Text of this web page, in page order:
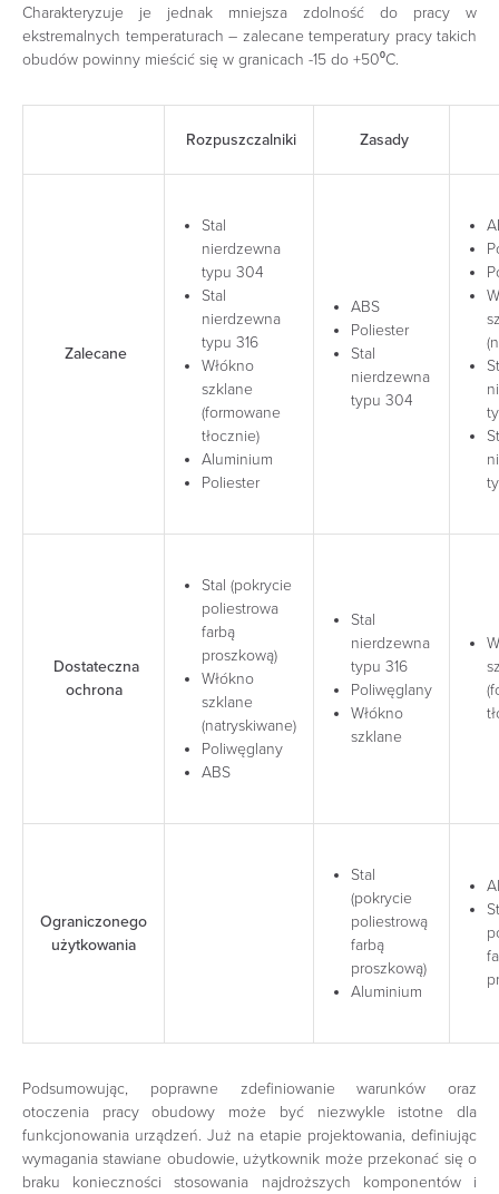
Charakteryzuje je jednak mniejsza zdolność do pracy w
ekstremalnych temperaturach – zalecane temperatury pracy takich
obudów powinny mieścić się w granicach -15 do +50⁰C.
Rozpuszczalniki Zasady
Zalecane
Stal
nierdzewna
typu 304
Stal
nierdzewna
typu 316
Włókno
szklane
(formowane
tłocznie)
Aluminium
Poliester
ABS
Poliester
Stal
nierdzewna
typu 304
Dostateczna
ochrona
Stal (pokrycie
poliestrowa
farbą
proszkową)
Włókno
szklane
(natryskiwane)
Poliwęglany
ABS
Stal
nierdzewna
typu 316
Poliwęglany
Włókno
szklane
Ograniczonego
użytkowania
Stal
(pokrycie
poliestrową
farbą
proszkową)
Aluminium
Podsumowując, poprawne zdefiniowanie warunków oraz
otoczenia pracy obudowy może być niezwykle istotne dla
funkcjonowania urządzeń. Już na etapie projektowania, definiując
wymagania stawiane obudowie, użytkownik może przekonać się o
braku konieczności stosowania najdroższych komponentów i